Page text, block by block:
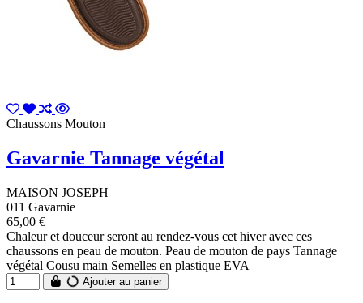
Chaussons Mouton
Gavarnie Tannage végétal
MAISON JOSEPH
011 Gavarnie
65,00 €
Chaleur et douceur seront au rendez-vous cet hiver avec ces
chaussons en peau de mouton. Peau de mouton de pays Tannage
végétal Cousu main Semelles en plastique EVA
Ajouter au panier